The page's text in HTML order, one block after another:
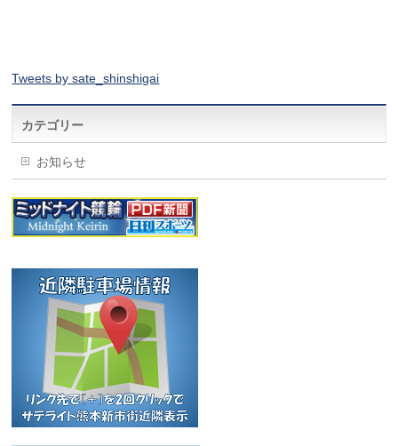
Tweets by sate_shinshigai
カテゴリー
お知らせ